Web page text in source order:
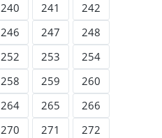
240 241
242
246 247
248
252 253
254
258 259
260
264 265
266
270 271
272